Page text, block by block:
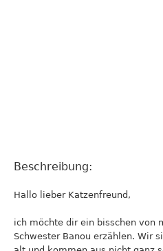
Beschreibung:
Hallo lieber Katzenfreund,
ich möchte dir ein bisschen von
Schwester Banou erzählen. Wir